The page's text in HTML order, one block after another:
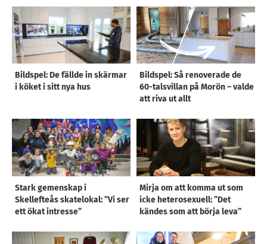
Bildspel: De fällde in skärmar
i köket i sitt nya hus
Bildspel: Så renoverade de
60-talsvillan på Morön – valde
att riva ut allt
Stark gemenskap i
Skellefteås skatelokal: ”Vi ser
ett ökat intresse”
Mirja om att komma ut som
icke heterosexuell: ”Det
kändes som att börja leva”